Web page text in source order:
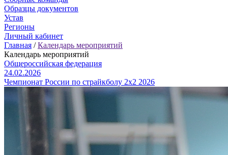
Образцы документов
Устав
Регионы
Личный кабинет
Главная / Календарь мероприятий
Календарь мероприятий
Общероссийская федерация
24.02.2026
Чемпионат России по страйкболу 2х2 2026